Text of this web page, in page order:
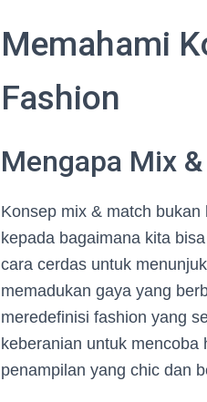
Memahami
Fashion
Mengapa Mix
Konsep mix & match
kepada bagaimana kita
cara cerdas untuk
memadukan gaya yang
meredefinisi fashion yang
keberanian untuk
penampilan yang chic dan